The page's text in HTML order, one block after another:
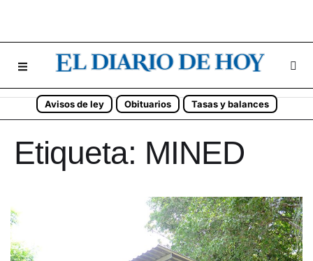
Avisos de ley Obituarios Tasas y balances
Etiqueta: MINED